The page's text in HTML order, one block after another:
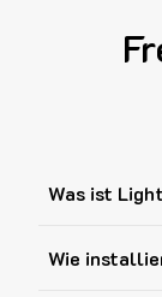
Was ist
Wie